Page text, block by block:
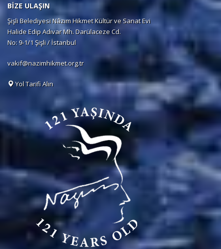
BİZE ULAŞIN
Şişli Belediyesi Nâzım Hikmet Kültür ve Sanat Evi
Halide Edip Adıvar Mh. Darülaceze Cd.
No: 9-1/1 Şişli / İstanbul
vakif@nazimhikmet.org.tr
Yol Tarifi Alın